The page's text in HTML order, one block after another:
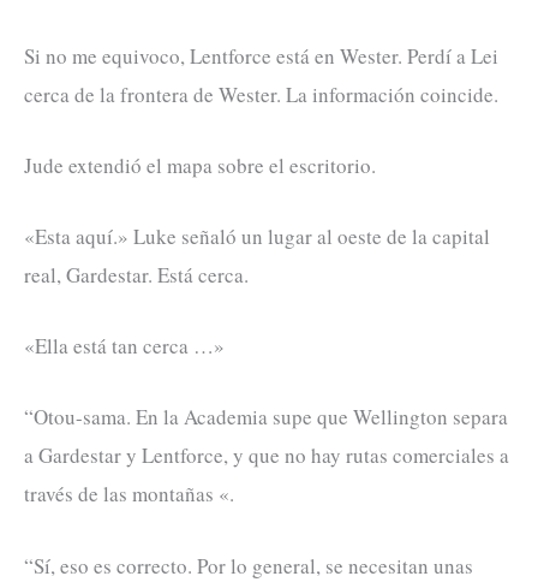
Si no me equivoco, Lentforce está en Wester. Perdí a Lei
cerca de la frontera de Wester. La información coincide.
Jude extendió el mapa sobre el escritorio.
«Esta aquí.» Luke señaló un lugar al oeste de la capital
real, Gardestar. Está cerca.
«Ella está tan cerca …»
“Otou-sama. En la Academia supe que Wellington separa
a Gardestar y Lentforce, y que no hay rutas comerciales a
través de las montañas «.
“Sí, eso es correcto. Por lo general, se necesitan unas